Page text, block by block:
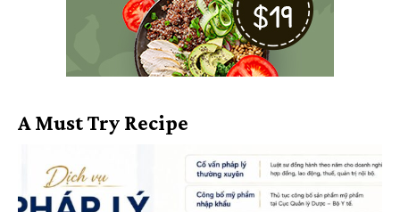
A Must Try Recipe